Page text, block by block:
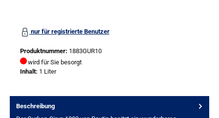
nur für registrierte Benutzer
Produktnummer: 1883GUR10
wird für Sie besorgt
Inhalt: 1 Liter
Beschreibung